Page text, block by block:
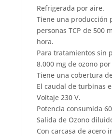
Refrigerada por aire.
Tiene una producción
personas TCP de 500
hora.
Para tratamientos sin
8.000 mg de ozono
Tiene una cobertura
El caudal de turbinas
Voltaje 230 V.
Potencia consumida
Salida de Ozono
Con carcasa de acero